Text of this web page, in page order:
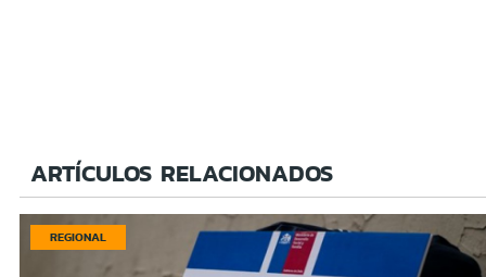
ARTÍCULOS RELACIONADOS
REGIONAL